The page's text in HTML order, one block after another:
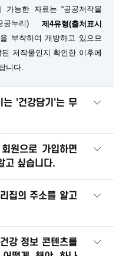
가능한 자료는 “공공저작물
공누리) 제4유형(출처표시
을 부착하여 개방하고 있으므
저작물인지 확인한 이후에
니다.
는 '건강담기'는 무
원으로 가입하면
고 싶습니다.
집의 주소를 알고
강 정보 콘텐츠를